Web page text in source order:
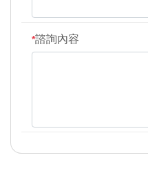
*諮詢內容